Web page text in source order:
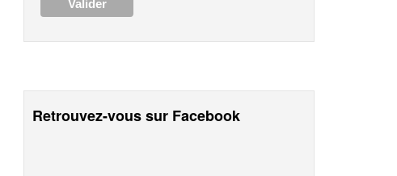
Retrouvez-vous sur Facebook